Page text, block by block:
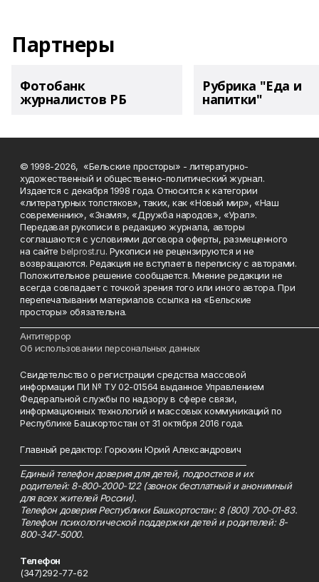
Партнеры
Фотобанк
журналистов РБ
Рубрика "Еда и
напитки"
© 1998-2026, «Бельские просторы» - литературно-
художественный и общественно-политический журнал.
Издается с декабря 1998 года. Относится к категории
«литературных толстяков», таких, как «Новый мир», «Наш
современник», «Знамя», «Дружба народов», «Урал».
Передавая рукописи в редакцию журнала, авторы
соглашаются с условиями договора оферты, размещенного
на сайтеbelprost.ru. Рукописи не рецензируются и не
возвращаются. Редакция не вступает в переписку с авторами.
Положительное решение сообщается. Мнение редакции не
всегда совпадает с точкой зрения того или иного автора. При
перепечатывании материалов ссылка на «Бельские
просторы» обязательна.
Антитеррор
Об использовании персональных данных
Свидетельство о регистрации средства массовой
информации ПИ № ТУ 02-01564 выданное Управлением
Федеральной службы по надзору в сфере связи,
информационных технологий и массовых коммуникаций по
Республике Башкортостан от 31 октября 2016 года.
Главный редактор: Горюхин Юрий Александрович
Единый телефон доверия для детей, подростков и их
родителей: 8-800-2000-122 (звонок бесплатный и анонимный
для всех жителей России).
Телефон доверия Республики Башкортостан: 8 (800) 700-01-83.
Телефон психологической поддержки детей и родителей: 8-
800-347-5000.
Телефон
(347)292-77-62